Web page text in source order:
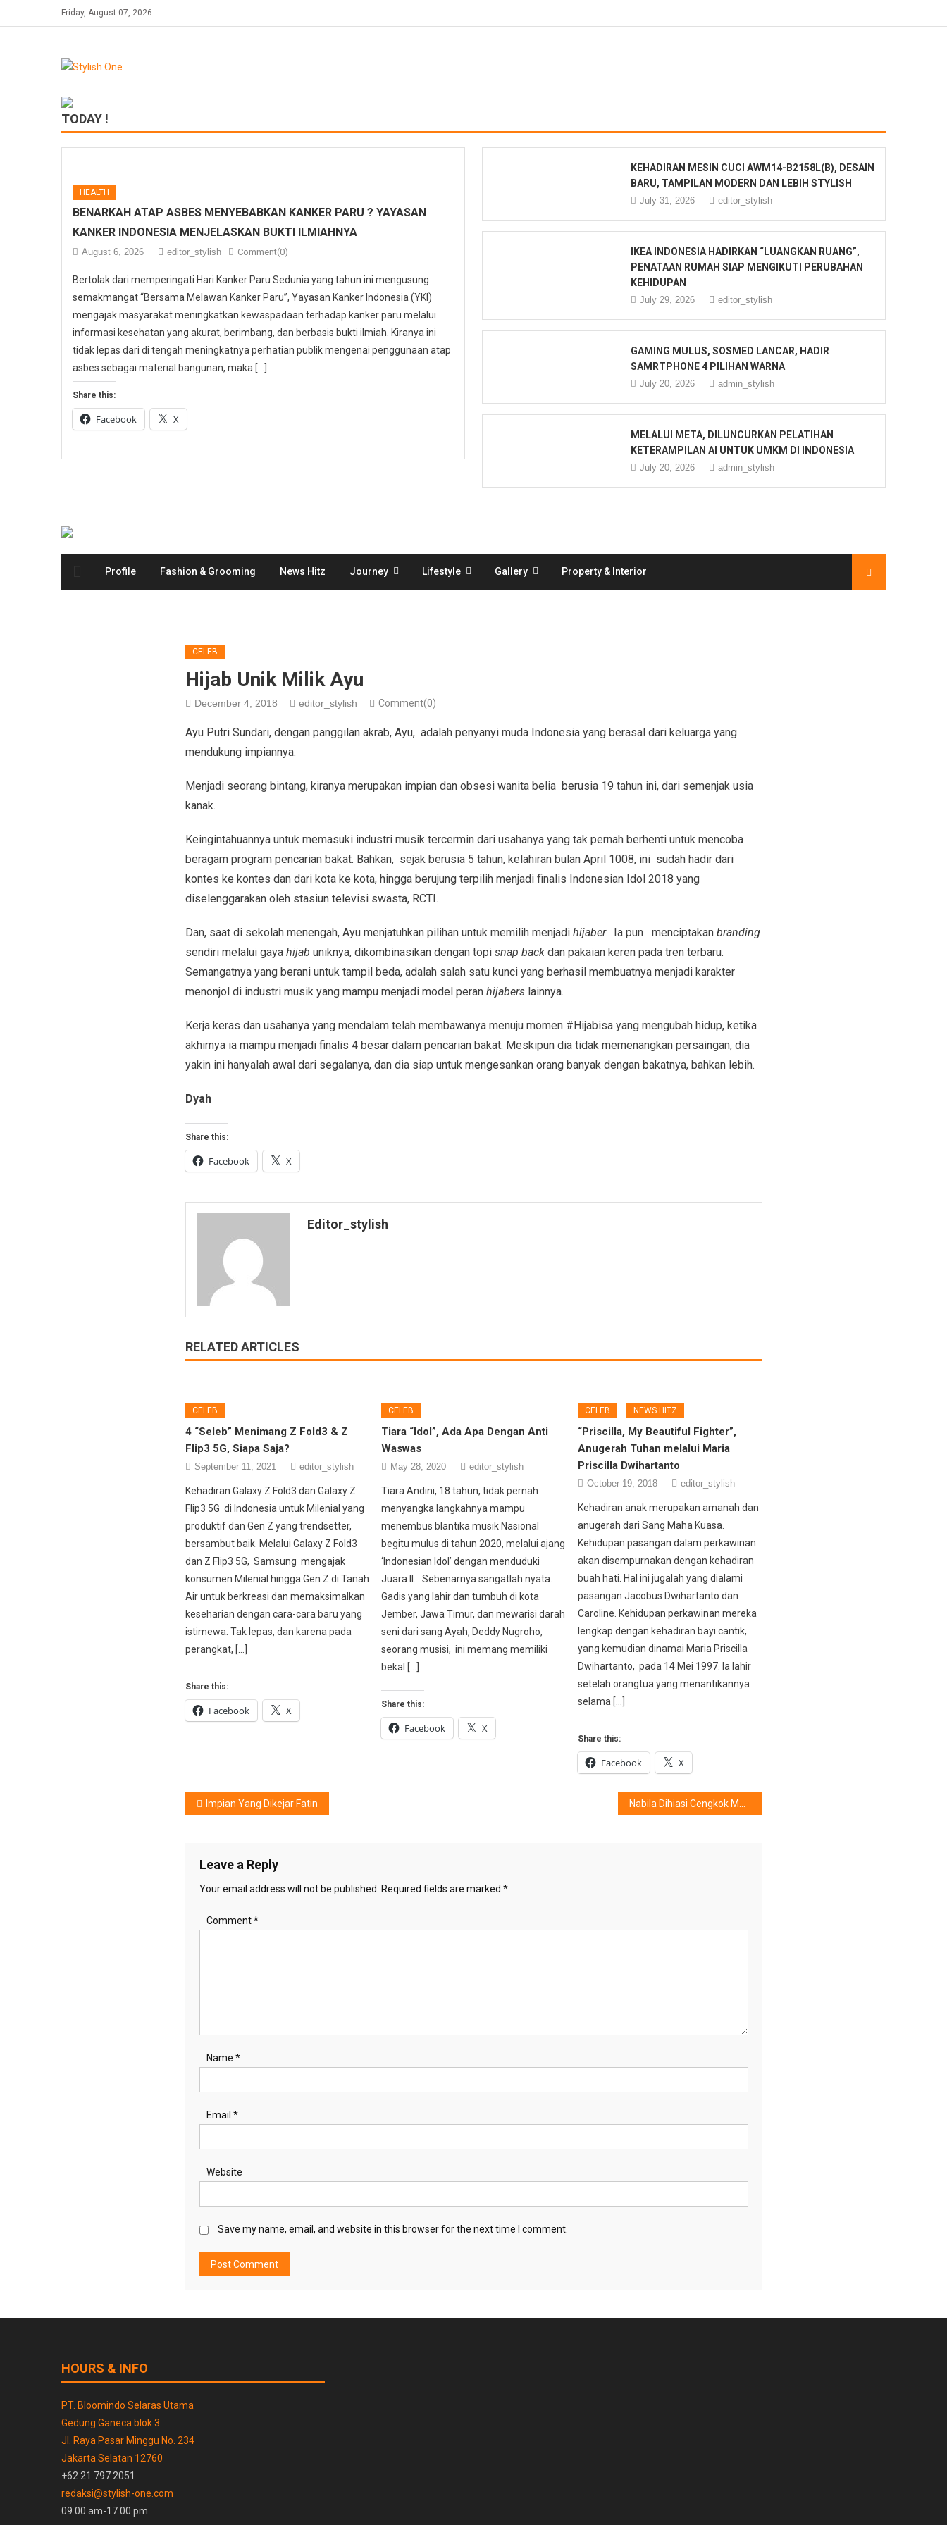
to
Friday, August 07, 2026
TODAY !
HEALTH
BENARKAH ATAP ASBES MENYEBABKAN KANKER PARU ? YAYASAN
KANKER INDONESIA MENJELASKAN BUKTI ILMIAHNYA
August 6, 2026 editor_stylish Comment(0)
Bertolak dari memperingati Hari Kanker Paru Sedunia yang tahun ini mengusung
semakmangat “Bersama Melawan Kanker Paru”, Yayasan Kanker Indonesia (YKI)
mengajak masyarakat meningkatkan kewaspadaan terhadap kanker paru melalui
informasi kesehatan yang akurat, berimbang, dan berbasis bukti ilmiah. Kiranya ini
tidak lepas dari di tengah meningkatnya perhatian publik mengenai penggunaan atap
asbes sebagai material bangunan, maka […]
Share this:
Facebook X
KEHADIRAN MESIN CUCI AWM14-B2158L(B), DESAIN
BARU, TAMPILAN MODERN DAN LEBIH STYLISH
July 31, 2026 editor_stylish
IKEA INDONESIA HADIRKAN “LUANGKAN RUANG”,
PENATAAN RUMAH SIAP MENGIKUTI PERUBAHAN
KEHIDUPAN
July 29, 2026 editor_stylish
GAMING MULUS, SOSMED LANCAR, HADIR
SAMRTPHONE 4 PILIHAN WARNA
July 20, 2026 admin_stylish
MELALUI META, DILUNCURKAN PELATIHAN
KETERAMPILAN AI UNTUK UMKM DI INDONESIA
July 20, 2026 admin_stylish
Profile Fashion & Grooming News Hitz Journey Lifestyle Gallery Property & Interior
CELEB
Hijab Unik Milik Ayu
December 4, 2018 editor_stylish Comment(0)
Ayu Putri Sundari, dengan panggilan akrab, Ayu, adalah penyanyi muda Indonesia yang berasal dari keluarga yang
mendukung impiannya.
Menjadi seorang bintang, kiranya merupakan impian dan obsesi wanita belia berusia 19 tahun ini, dari semenjak usia
kanak.
Keingintahuannya untuk memasuki industri musik tercermin dari usahanya yang tak pernah berhenti untuk mencoba
beragam program pencarian bakat. Bahkan, sejak berusia 5 tahun, kelahiran bulan April 1008, ini sudah hadir dari
kontes ke kontes dan dari kota ke kota, hingga berujung terpilih menjadi finalis Indonesian Idol 2018 yang
diselenggarakan oleh stasiun televisi swasta, RCTI.
Dan, saat di sekolah menengah, Ayu menjatuhkan pilihan untuk memilih menjadi hijaber. Ia pun menciptakan branding
sendiri melalui gaya hijab uniknya, dikombinasikan dengan topi snap back dan pakaian keren pada tren terbaru.
Semangatnya yang berani untuk tampil beda, adalah salah satu kunci yang berhasil membuatnya menjadi karakter
menonjol di industri musik yang mampu menjadi model peran hijabers lainnya.
Kerja keras dan usahanya yang mendalam telah membawanya menuju momen #Hijabisa yang mengubah hidup, ketika
akhirnya ia mampu menjadi finalis 4 besar dalam pencarian bakat. Meskipun dia tidak memenangkan persaingan, dia
yakin ini hanyalah awal dari segalanya, dan dia siap untuk mengesankan orang banyak dengan bakatnya, bahkan lebih.
Dyah
Share this:
Facebook X
Editor_stylish
RELATED ARTICLES
CELEB
4 “Seleb” Menimang Z Fold3 & Z
Flip3 5G, Siapa Saja?
September 11, 2021 editor_stylish
Kehadiran Galaxy Z Fold3 dan Galaxy Z
Flip3 5G di Indonesia untuk Milenial yang
produktif dan Gen Z yang trendsetter,
bersambut baik. Melalui Galaxy Z Fold3
dan Z Flip3 5G, Samsung mengajak
konsumen Milenial hingga Gen Z di Tanah
Air untuk berkreasi dan memaksimalkan
keseharian dengan cara-cara baru yang
istimewa. Tak lepas, dan karena pada
perangkat, […]
Share this:
Facebook X
CELEB
Tiara “Idol”, Ada Apa Dengan Anti
Waswas
May 28, 2020 editor_stylish
Tiara Andini, 18 tahun, tidak pernah
menyangka langkahnya mampu
menembus blantika musik Nasional
begitu mulus di tahun 2020, melalui ajang
‘Indonesian Idol’ dengan menduduki
Juara II. Sebenarnya sangatlah nyata.
Gadis yang lahir dan tumbuh di kota
Jember, Jawa Timur, dan mewarisi darah
seni dari sang Ayah, Deddy Nugroho,
seorang musisi, ini memang memiliki
bekal […]
Share this:
Facebook X
CELEB NEWS HITZ
“Priscilla, My Beautiful Fighter”,
Anugerah Tuhan melalui Maria
Priscilla Dwihartanto
October 19, 2018 editor_stylish
Kehadiran anak merupakan amanah dan
anugerah dari Sang Maha Kuasa.
Kehidupan pasangan dalam perkawinan
akan disempurnakan dengan kehadiran
buah hati. Hal ini jugalah yang dialami
pasangan Jacobus Dwihartanto dan
Caroline. Kehidupan perkawinan mereka
lengkap dengan kehadiran bayi cantik,
yang kemudian dinamai Maria Priscilla
Dwihartanto, pada 14 Mei 1997. Ia lahir
setelah orangtua yang menantikannya
selama […]
Share this:
Facebook X
Post
Impian Yang Dikejar Fatin
Leave a Reply
Your email address will not be published. Required fields are marked *
Comment*
Name *
Email *
Website
Save my name, email, and website in this browser for the next time I comment.
HOURS & INFO
PT. Bloomindo Selaras Utama
Gedung Ganeca blok 3
Jl. Raya Pasar Minggu No. 234
Jakarta Selatan 12760
+62 21 797 2051
redaksi@stylish-one.com
09.00 am-17.00 pm